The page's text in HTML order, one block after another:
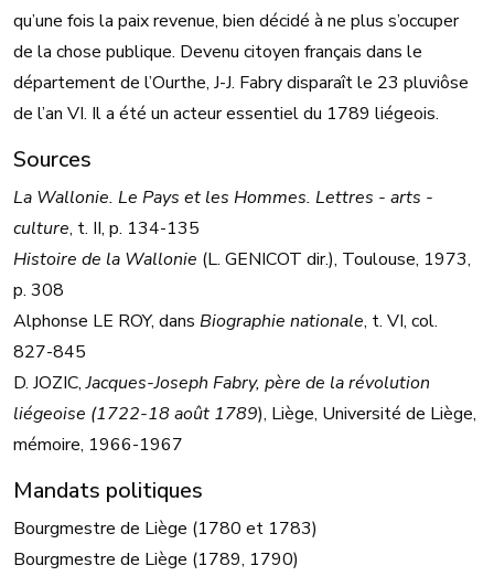
qu’une fois la paix revenue, bien décidé à ne plus s’occuper
de la chose publique. Devenu citoyen français dans le
département de l’Ourthe, J-J. Fabry disparaît le 23 pluviôse
de l’an VI. Il a été un acteur essentiel du 1789 liégeois.
Sources
La Wallonie. Le Pays et les Hommes. Lettres - arts -
culture, t. II, p. 134-135
Histoire de la Wallonie (L. GENICOT dir.), Toulouse, 1973,
p. 308
Alphonse LE ROY, dans Biographie nationale, t. VI, col.
827-845
D. JOZIC,Jacques-Joseph Fabry, père de la révolution
liégeoise (1722-18 août 1789), Liège, Université de Liège,
mémoire, 1966-1967
Mandats politiques
Bourgmestre de Liège (1780 et 1783)
Bourgmestre de Liège (1789, 1790)